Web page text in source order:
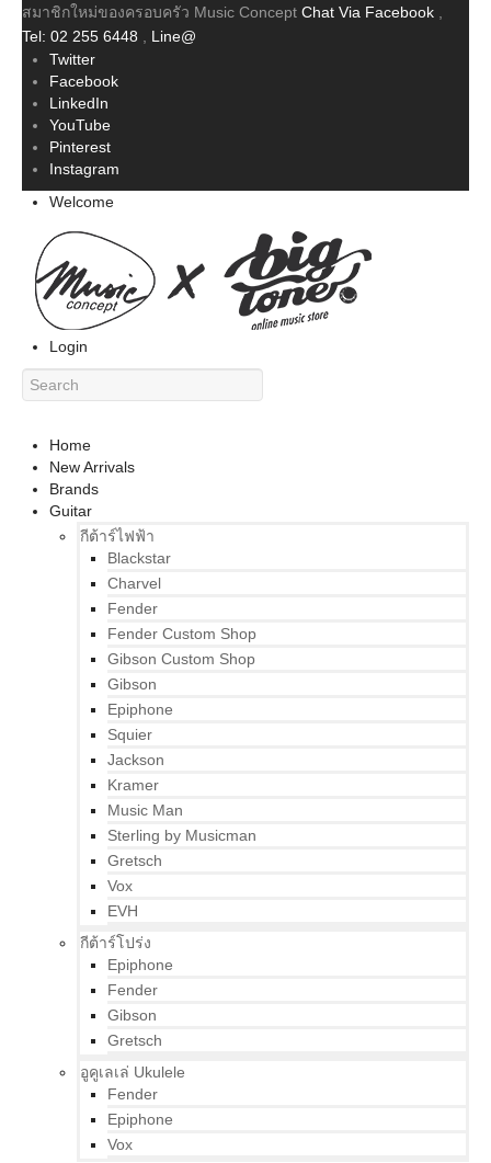
สมาชิกใหม่ของครอบครัว Music Concept Chat Via Facebook
Tel: 02 255 6448
Line@
Twitter
Facebook
LinkedIn
YouTube
Pinterest
Instagram
Welcome
Login
Home
New Arrivals
Brands
Guitar
กีต้าร์ไฟฟ้า
Blackstar
Charvel
Fender
Fender Custom Shop
Gibson Custom Shop
Gibson
Epiphone
Squier
Jackson
Kramer
Music Man
Sterling by Musicman
Gretsch
Vox
EVH
กีต้าร์โปร่ง
Epiphone
Fender
Gibson
Gretsch
อูคูเลเล่ Ukulele
Fender
Epiphone
Vox